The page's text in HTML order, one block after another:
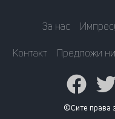
За нас
Контакт
Предложи
©Сите права